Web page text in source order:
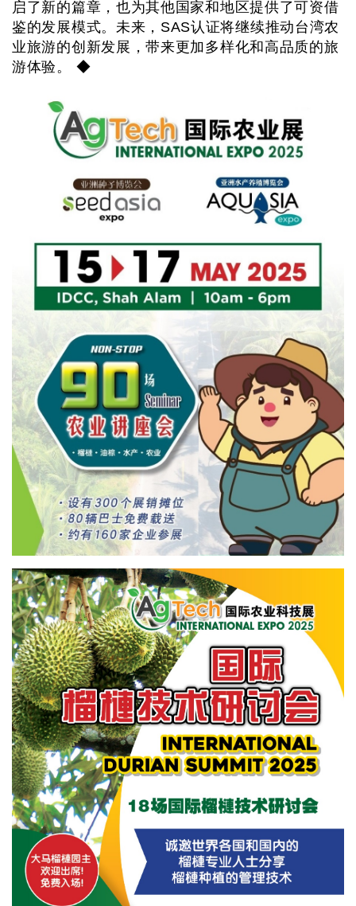
启了新的篇章，也为其他国家和地区提供了可资借
鉴的发展模式。未来，SAS认证将继续推动台湾农
业旅游的创新发展，带来更加多样化和高品质的旅
游体验。 ◆